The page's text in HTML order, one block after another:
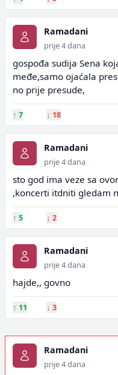
Ramadani
prije 4 dana
gospođa sudija Sena
međe,samo ojaćala
no prije presude,
↑ 7 ↓ 18
Ramadani
prije 4 dana
sto god ima veze sa
,koncerti itdniti gledam
↑ 5 ↓ 2
Ramadani
prije 4 dana
hajde,, govno
↑ 11 ↓ 3
Ramadani
prije 4 dana